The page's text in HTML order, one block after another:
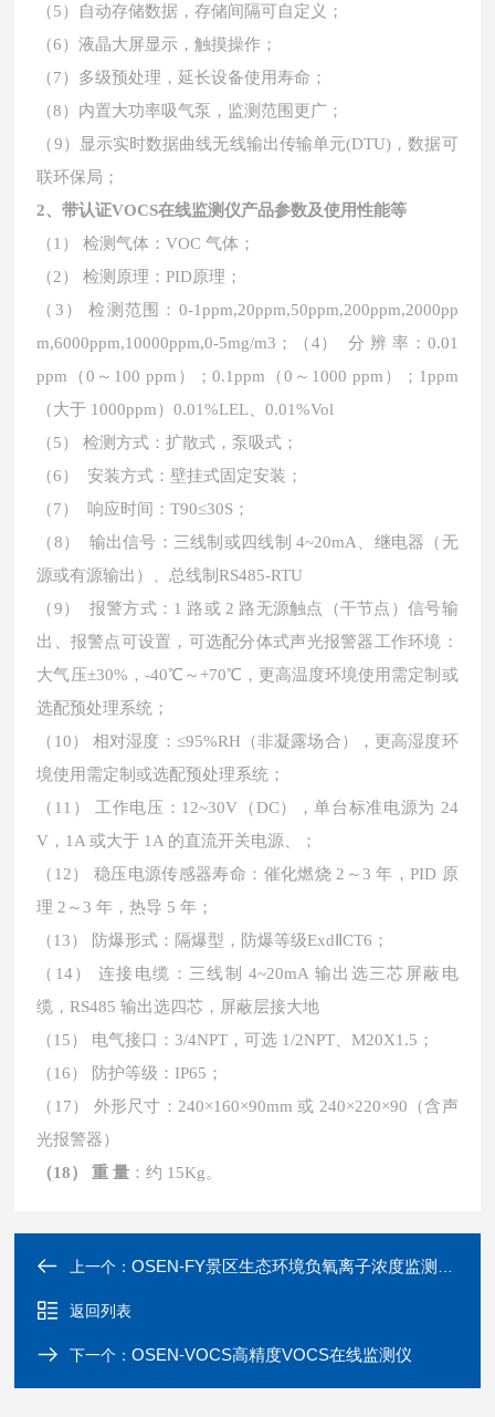
（5）自动存储数据，存储间隔可自定义；
（6）液晶大屏显示，触摸操作；
（7）多级预处理，延长设备使用寿命；
（8）内置大功率吸气泵，监测范围更广；
（9）显示实时数据曲线无线输出传输单元(DTU)，数据可
联环保局；
2、带认证VOCS在线监测仪产品参数及使用性能等
（1） 检测气体：VOC 气体；
（2） 检测原理：PID原理；
（3） 检测范围：0-1ppm,20ppm,50ppm,200ppm,2000pp
m,6000ppm,10000ppm,0-5mg/m3；
（4） 分 辨 率：0.01
ppm（0～100 ppm）；0.1ppm（0～1000 ppm）；1ppm
（大于 1000ppm）0.01%LEL、0.01%Vol
（5） 检测方式：扩散式，泵吸式；
（6） 安装方式：壁挂式固定安装；
（7） 响应时间：T90≤30S；
（8） 输出信号：三线制或四线制 4~20mA、继电器（无
源或有源输出）、总线制RS485-RTU
（9） 报警方式：1 路或 2 路无源触点（干节点）信号输
出、报警点可设置，可选配分体式声光报警器工作环境：
大气压±30%，-40℃～+70℃，更高温度环境使用需定制或
选配预处理系统；
（10）相对湿度：≤95%RH（非凝露场合），更高湿度环
境使用需定制或选配预处理系统；
（11） 工作电压：12~30V（DC），单台标准电源为 24
V，1A 或大于 1A 的直流开关电源、；
（12） 稳压电源传感器寿命：催化燃烧 2～3 年，PID 原
理 2～3 年，热导 5 年；
（13）
防爆形式：隔爆型，防爆等级ExdⅡCT6；
（14） 连接电缆：三线制 4~20mA 输出选三芯屏蔽电
缆，RS485 输出选四芯，屏蔽层接大地
（15） 电气接口：3/4NPT，可选 1/2NPT、M20X1.5；
（16）
防护等级：IP65；
（17） 外形尺寸：240×160×90mm 或 240×220×90（含声
光报警器）
（18）重 量 ：约 15Kg。
上一个：OSEN-FY景区生态环境负氧离子浓度监测系统批发采购
返回列表
下一个：OSEN-VOCS高精度VOCS在线监测仪